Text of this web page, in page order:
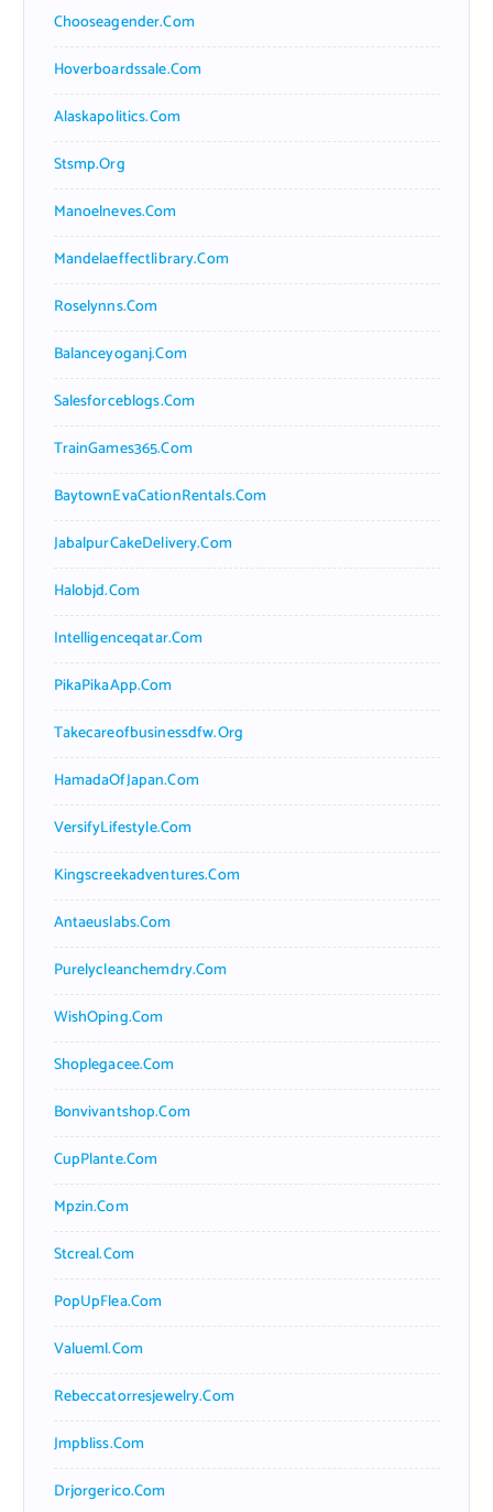
Chooseagender.com
Hoverboardssale.com
Alaskapolitics.com
Stsmp.org
Manoelneves.com
Mandelaeffectlibrary.com
Roselynns.com
Balanceyoganj.com
Salesforceblogs.com
TrainGames365.com
BaytownEvaCationRentals.com
JabalpurCakeDelivery.com
Halobjd.com
Intelligenceqatar.com
PikaPikaApp.com
Takecareofbusinessdfw.org
HamadaOfJapan.com
VersifyLifestyle.com
Kingscreekadventures.com
Antaeuslabs.com
Purelycleanchemdry.com
WishOping.com
Shoplegacee.com
Bonvivantshop.com
CupPlante.com
Mpzin.com
Stcreal.com
PopUpFlea.com
Valueml.com
Rebeccatorresjewelry.com
Jmpbliss.com
Drjorgerico.com